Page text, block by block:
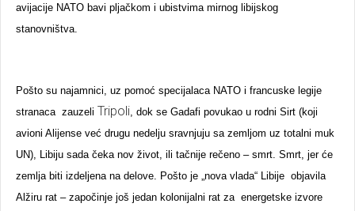
avijacije NATO bavi pljačkom i ubistvima mirnog libijskog
stanovništva.
Pošto su najamnici, uz pomoć specijalaca NATO i francuske legije
stranaca zauzeli Tripoli , dok se Gadafi povukao u rodni Sirt (koji
avioni Alijense već drugu nedelju sravnjuju sa zemljom uz totalni muk
UN), Libiju sada čeka nov život, ili tačnije rečeno – smrt. Smrt, jer će
zemlja biti izdeljena na delove. Pošto je „nova vlada“ Libije objavila
Alžiru rat – započinje još jedan kolonijalni rat za energetske izvore